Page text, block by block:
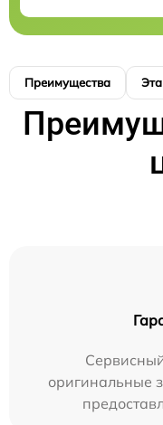
Преимущества
оригинальные